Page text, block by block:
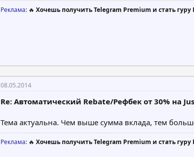
Реклама: 🔥 Хочешь получить Telegram Premium и стать гуру
08.05.2014
Re: Автоматический Rebate/Рефбек от 30% на
Тема актуальна. Чем выше сумма вклада, тем
Реклама: 🔥 Хочешь получить Telegram Premium и стать гуру